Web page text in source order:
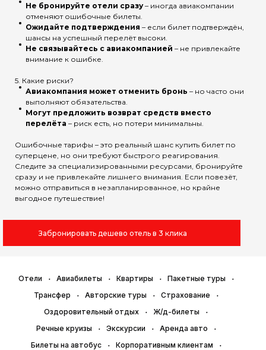
Не бронируйте отели сразу– иногда авиакомпании
отменяют ошибочные билеты.
Ожидайте подтверждения – если билет подтверждён,
шансы на успешный перелёт высоки.
Не связывайтесь с авиакомпанией – не привлекайте
внимание к ошибке.
5. Какие риски?
Авиакомпания может отменить бронь – но часто они
выполняют обязательства.
Могут предложить возврат средств вместо
перелёта – риск есть, но потери минимальны.
Ошибочные тарифы – это реальный шанс купить билет по
суперцене, но они требуют быстрого реагирования.
Следите за специализированными ресурсами, бронируйте
сразу и не привлекайте лишнего внимания. Если повезёт,
можно отправиться в незапланированное, но крайне
выгодное путешествие!
Забронировать дешево отель в 3 клика
Отели Авиабилеты Квартиры
Пакетные туры
Трансфер
Авторские туры
Страхование
Оздоровительный отдых
Ж/д-билеты
Речные круизы
Экскурсии
Аренда авто
Билеты на автобус
Корпоративным клиентам